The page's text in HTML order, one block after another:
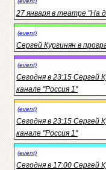
27 января в театре "На
(event)
Сергей Кургинян в
(event)
Сегодня в 23:15 Сергей
канале "Россия 1"
(event)
Сегодня в 23:15 Сергей
канале "Россия 1"
(event)
Сегодня в 17:00 Сергей